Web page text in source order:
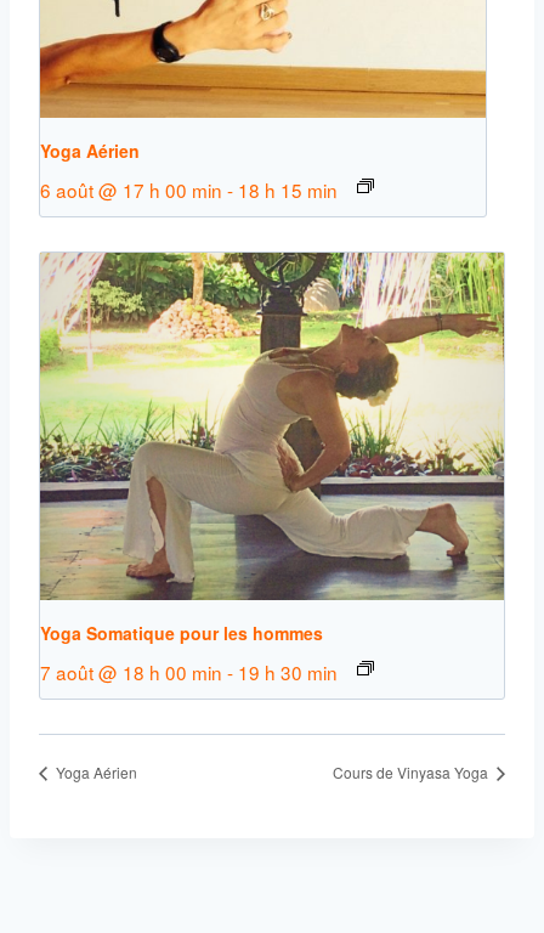
Yoga Aérien
6 août @ 17 h 00 min - 18 h 15 min
Yoga Somatique pour les hommes
7 août @ 18 h 00 min - 19 h 30 min
Yoga Aérien Cours de Vinyasa Yoga